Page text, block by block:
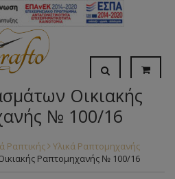
Οικιακής
№ 100/16
Ραπτικής
Υλικά Ραπτομηχανής
Ραπτομηχανής № 100/16